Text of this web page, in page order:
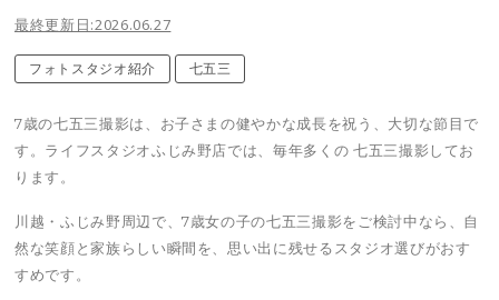
最終更新日:2026.06.27
フォトスタジオ紹介 七五三
7歳の七五三撮影は、お子さまの健やかな成長を祝う、大切な節目で
す。ライフスタジオふじみ野店では、毎年多くの 七五三撮影してお
ります。
川越・ふじみ野周辺で、7歳女の子の七五三撮影をご検討中なら、自
然な笑顔と家族らしい瞬間を、思い出に残せるスタジオ選びがおす
すめです。